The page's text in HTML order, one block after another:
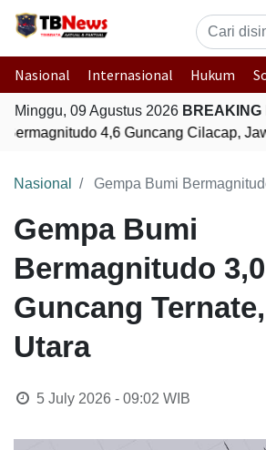
Nasional Internasional Hukum
Minggu, 09 Agustus 2026 BREAKING
4,6 Guncang Cilacap,
Nasional Gempa Bumi Bermagnitudo 3,0
Gempa Bumi
Bermagnitudo 3,0
Guncang
Utara
5 July 2026 - 09:02 WIB